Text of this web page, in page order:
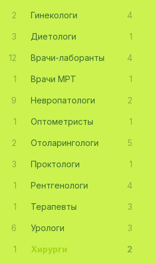
2 Гинекологи 4
3 Диетологи 1
12 Врачи-лаборанты 4
1 Врачи МРТ 1
9 Невропатологи 2
1 Оптометристы 1
2 Отоларингологи 5
3 Проктологи 1
1 Рентгенологи 4
1 Терапевты 3
6 Урологи 3
1 Хирурги 2